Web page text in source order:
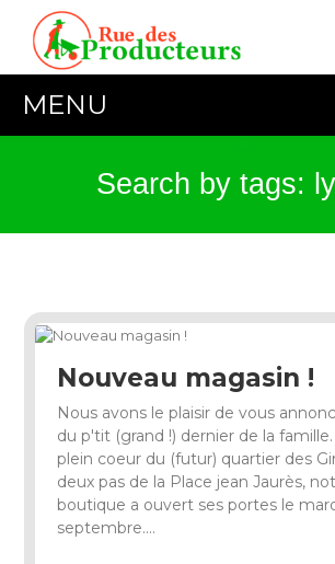
MENU
Search by tags:
Nouveau magasin !
Nous avons le plaisir de vous
du p'tit (grand !) dernier de la
plein coeur du (futur) quartier des
deux pas de la Place jean Jaurès,
boutique a ouvert ses portes le
septembre....